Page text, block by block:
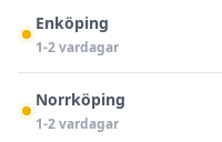
Enköping
1-2 vardagar
Norrköping
1-2 vardagar